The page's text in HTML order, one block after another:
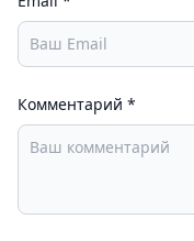
для повседневных
данных. Простота
функционал
для управления
Комментарий *